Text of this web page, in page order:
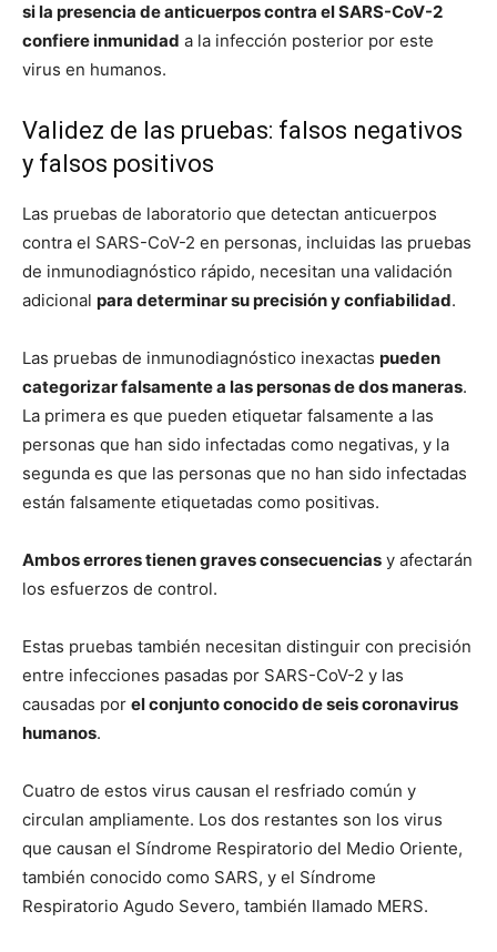
si la presencia de anticuerpos contra el SARS-CoV-2
confiere inmunidad a la infección posterior por este
virus en humanos.
Validez de las pruebas: falsos negativos
y falsos positivos
Las pruebas de laboratorio que detectan anticuerpos
contra el SARS-CoV-2 en personas, incluidas las pruebas
de inmunodiagnóstico rápido, necesitan una validación
adicional para determinar su precisión y confiabilidad.
Las pruebas de inmunodiagnóstico inexactas pueden
categorizar falsamente a las personas de dos maneras.
La primera es que pueden etiquetar falsamente a las
personas que han sido infectadas como negativas, y la
segunda es que las personas que no han sido infectadas
están falsamente etiquetadas como positivas.
Ambos errores tienen graves consecuencias y afectarán
los esfuerzos de control.
Estas pruebas también necesitan distinguir con precisión
entre infecciones pasadas por SARS-CoV-2 y las
causadas por el conjunto conocido de seis coronavirus
humanos.
Cuatro de estos virus causan el resfriado común y
circulan ampliamente. Los dos restantes son los virus
que causan el Síndrome Respiratorio del Medio Oriente,
también conocido como SARS, y el Síndrome
Respiratorio Agudo Severo, también llamado MERS.